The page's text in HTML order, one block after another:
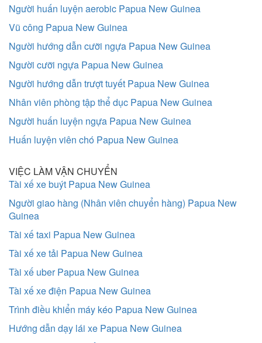
Người huấn luyện aerobic Papua New Guinea
Vũ công Papua New Guinea
Người hướng dẫn cưỡi ngựa Papua New Guinea
Người cưỡi ngựa Papua New Guinea
Người hướng dẫn trượt tuyết Papua New Guinea
Nhân viên phòng tập thể dục Papua New Guinea
Người huấn luyện ngựa Papua New Guinea
Huấn luyện viên chó Papua New Guinea
VIỆC LÀM VẬN CHUYỂN
Tài xế xe buýt Papua New Guinea
Người giao hàng (Nhân viên chuyển hàng) Papua New
Guinea
Tài xế taxi Papua New Guinea
Tài xế xe tải Papua New Guinea
Tài xế uber Papua New Guinea
Tài xế xe điện Papua New Guinea
Trình điều khiển máy kéo Papua New Guinea
Hướng dẫn dạy lái xe Papua New Guinea